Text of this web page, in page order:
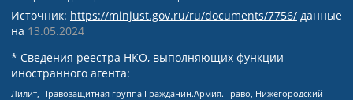
Источник: https://minjust.gov.ru/ru/documents/7756/ данные
на 13.05.2024
* Сведения реестра НКО, выполняющих функции
иностранного агента:
Лилит, Правозащитная группа Гражданин.Армия.Право, Нижегородский